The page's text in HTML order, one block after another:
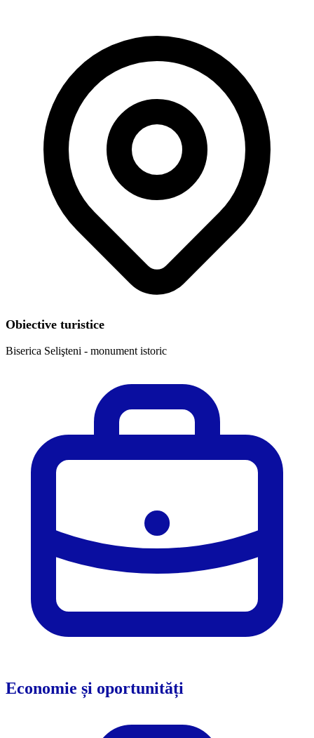
Obiective turistice
Biserica Selişteni - monument istoric
Economie și oportunități